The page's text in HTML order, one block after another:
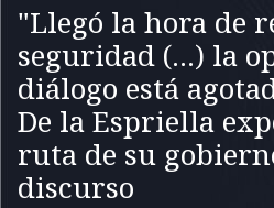
"Llegó la hora de
seguridad (...) la
diálogo está
De la Espriella
ruta de su
discurso